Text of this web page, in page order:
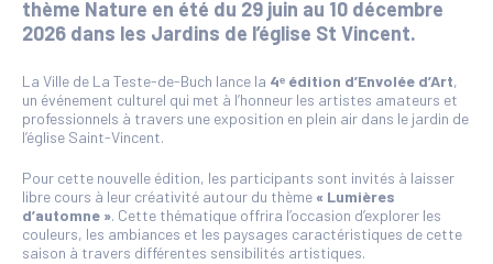
thème Nature en été du 29 juin au 10 décembre
2026 dans les Jardins de l’église St Vincent.
La Ville de La Teste-de-Buch lance la 4ᵉ édition d’Envolée d’Art,
un événement culturel qui met à l’honneur les artistes amateurs et
professionnels à travers une exposition en plein air dans le jardin de
l’église Saint-Vincent.
Pour cette nouvelle édition, les participants sont invités à laisser
libre cours à leur créativité autour du thème « Lumières
d’automne ». Cette thématique offrira l’occasion d’explorer les
couleurs, les ambiances et les paysages caractéristiques de cette
saison à travers différentes sensibilités artistiques.